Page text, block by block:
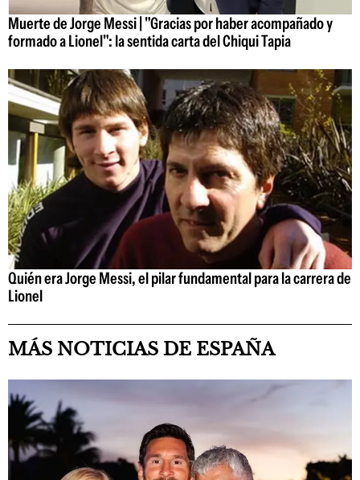
Muerte de Jorge Messi | "Gracias por haber acompañado y
formado a Lionel": la sentida carta del Chiqui Tapia
Quién era Jorge Messi, el pilar fundamental para la carrera de
Lionel
MÁS NOTICIAS DE ESPAÑA